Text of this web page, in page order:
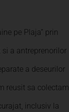
pe Plaja” prin
si a antreprenorilor
a deseurilor
reusit sa colectam
inclusiv la